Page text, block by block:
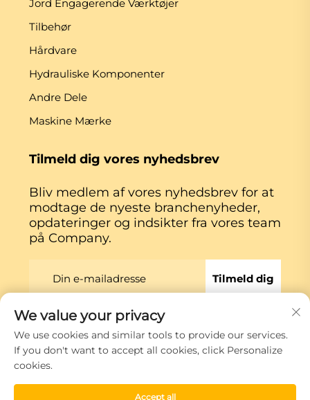
Jord Engagerende Værktøjer
Tilbehør
Hårdvare
Hydrauliske Komponenter
Andre Dele
Maskine Mærke
Tilmeld dig vores nyhedsbrev
Bliv medlem af vores nyhedsbrev for at
modtage de nyeste branchenyheder,
opdateringer og indsikter fra vores team
på Company.
Tilmeld dig
Copyright © Xiamen Globe Machine Co.,ltd.
Privatlivspolitik
We value your privacy
We use cookies and similar tools to provide our services.
If you don't want to accept all cookies, click Personalize
cookies.
Accept all